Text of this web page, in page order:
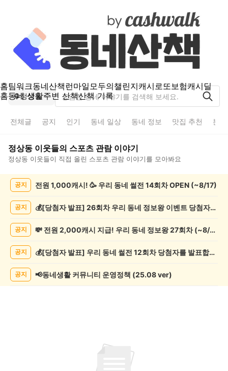
홈팀워크동네산책런마일모두의챌린지캐시로또보험캐시딜
홈동네 생활주변 산책산책 기록
정상동
전체글 공지 인기 동네 일상 동네 정보 맛집 추천 분
정상동 이웃들의 스포츠 관람이야기
정상동 이웃들이 직접 올린 스포츠 관람 이야기를 모아봐요
목
공지 전원 1,000캐시! 🥳 우리 동네 썰전 14회차 OPEN (~8/17)
공지 💰[당첨자 발표] 26회차 우리 동네 정보왕 이벤트 당첨자를 발표합니다!
공지 💸 전원 2,000캐시 지급! 우리 동네 정보왕 27회차 (~8/10)
공지 💰[당첨자 발표] 우리 동네 썰전 12회차 당첨자를 발표합니다!
공지 📢동네생활 커뮤니티 운영정책 (25.08 ver)